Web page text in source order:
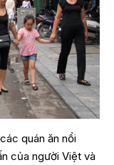
quán ăn nổi
của người Việt và